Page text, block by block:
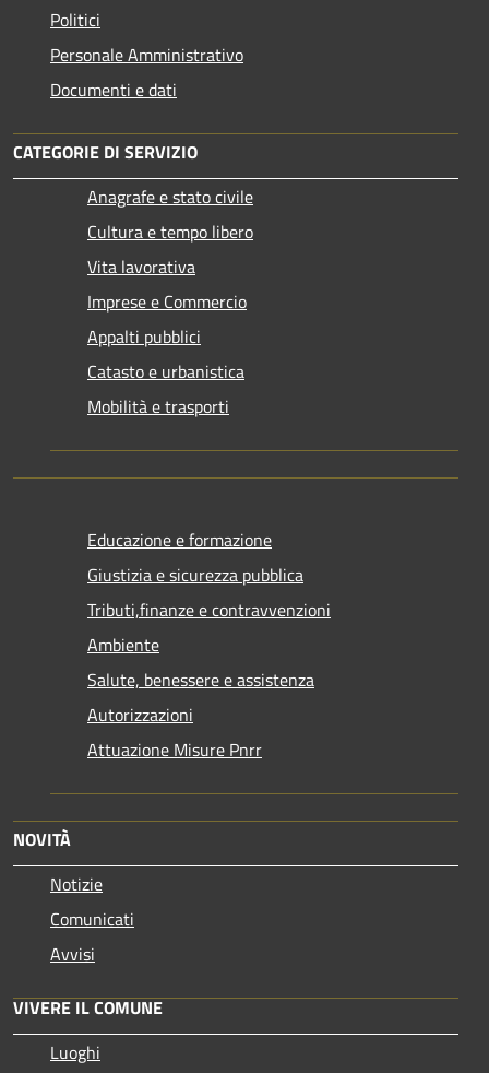
Politici
Personale Amministrativo
Documenti e dati
CATEGORIE DI SERVIZIO
Anagrafe e stato civile
Cultura e tempo libero
Vita lavorativa
Imprese e Commercio
Appalti pubblici
Catasto e urbanistica
Mobilità e trasporti
Educazione e formazione
Giustizia e sicurezza pubblica
Tributi,finanze e contravvenzioni
Ambiente
Salute, benessere e assistenza
Autorizzazioni
Attuazione Misure Pnrr
NOVITÀ
Notizie
Comunicati
Avvisi
VIVERE IL COMUNE
Luoghi